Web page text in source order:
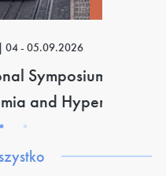
WRZEŚNIA
on
Hypertension